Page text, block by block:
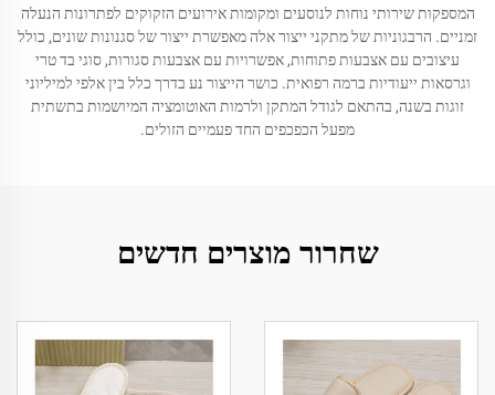
המספקות שירותי נוחות לנוסעים ומקומות אירועים הזקוקים לפתרונות הנעלה
זמניים. הרבגוניות של מתקני ייצור אלה מאפשרת ייצור של סגנונות שונים, כולל
עיצובים עם אצבעות פתוחות, אפשרויות עם אצבעות סגורות, סוגי בד טרי
וגרסאות ייעודיות ברמה רפואית. כושר הייצור נע בדרך כלל בין אלפי למיליוני
זוגות בשנה, בהתאם לגודל המתקן ולרמות האוטומציה המיושמות בתשתית
מפעל הכפכפים החד פעמיים הזולים.
שחרור מוצרים חדשים